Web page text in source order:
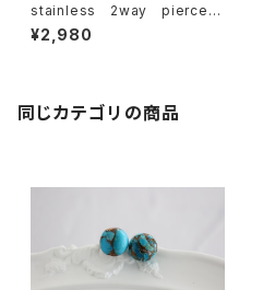
stainless 2way pierce[k
gf5279]
¥2,980
同じカテゴリの商品